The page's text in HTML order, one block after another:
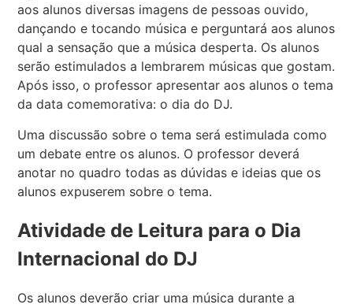
aos alunos diversas imagens de pessoas ouvido,
dançando e tocando música e perguntará aos alunos
qual a sensação que a música desperta. Os alunos
serão estimulados a lembrarem músicas que gostam.
Após isso, o professor apresentar aos alunos o tema
da data comemorativa: o dia do DJ.
Uma discussão sobre o tema será estimulada como
um debate entre os alunos. O professor deverá
anotar no quadro todas as dúvidas e ideias que os
alunos expuserem sobre o tema.
Atividade de Leitura para o Dia
Internacional do DJ
Os alunos deverão criar uma música durante a